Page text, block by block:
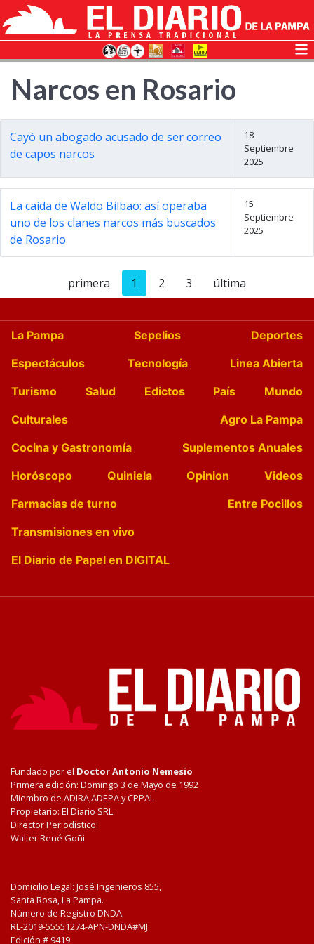
Narcos en Rosario
Cayó un abogado acusado de ser correo
de capos narcos
18
Septiembre
2025
La caída de Waldo Bilbao: así operaba
uno de los clanes narcos más buscados
de Rosario
15
Septiembre
2025
primera 1 2 3 última
La Pampa Sepelios
Deportes
Espectáculos
Tecnología
Linea Abierta
Turismo
Salud Edictos País
Mundo
Culturales
Agro La Pampa
Cocina y Gastronomía
Suplementos Anuales
Horóscopo
Quiniela Opinion
Videos
Farmacias de turno
Entre Pocillos
Transmisiones en vivo
El Diario de Papel en DIGITAL
Fundado por el Doctor Antonio Nemesio
Primera edición: Domingo 3 de Mayo de 1992
Miembro de ADIRA,ADEPA y CPPAL
Propietario: El Diario SRL
Director Periodístico:
Walter René Goñi
Domicilio Legal: José Ingenieros 855,
Santa Rosa, La Pampa.
Número de Registro DNDA:
RL-2019-55551274-APN-DNDA#MJ
Edición # 9419